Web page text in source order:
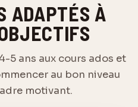
ADAPTÉS À
5 ans aux cours ados et
au bon niveau
motivant.